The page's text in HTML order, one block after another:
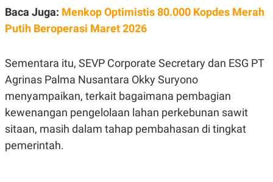
A
D
A
G
S
K
O
N
A
N
T
V
L
I
P
U
S
Baca Juga: Menkop Optimistis 80.000 Kopdes Merah
Putih Beroperasi Maret 2026
Sementara itu, SEVP Corporate Secretary dan ESG PT
Agrinas Palma Nusantara Okky Suryono
menyampaikan, terkait bagaimana pembagian
kewenangan pengelolaan lahan perkebunan sawit
sitaan, masih dalam tahap pembahasan di tingkat
pemerintah.